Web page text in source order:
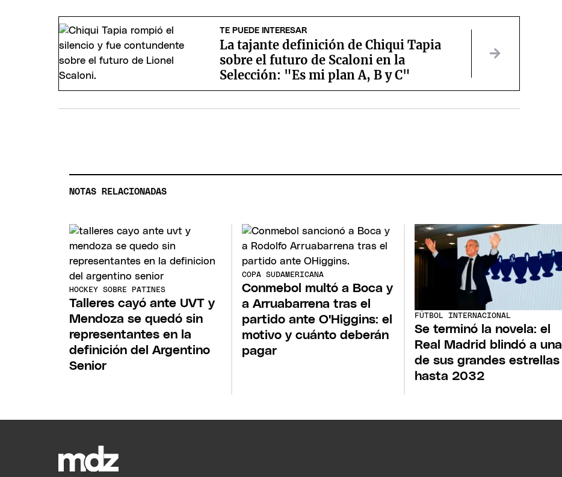
TE PUEDE INTERESAR
La tajante definición de Chiqui Tapia
sobre el futuro de Scaloni en la
Selección: "Es mi plan A, B y C"
NOTAS RELACIONADAS
HOCKEY SOBRE PATINES
Talleres cayó ante UVT y
Mendoza se quedó sin
representantes en la
definición del Argentino
Senior
COPA SUDAMERICANA
Conmebol multó a Boca y
a Arruabarrena tras el
partido ante O'Higgins: el
motivo y cuánto deberán
pagar
FÚTBOL INTERNACIONAL
Se terminó la novela: el
Real Madrid blindó a una
de sus grandes estrellas
hasta 2032